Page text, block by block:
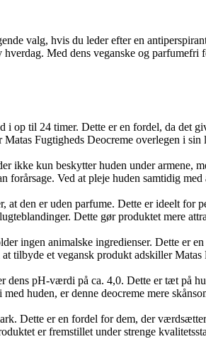
valg, hvis du leder efter en
Med dens veganske og
i op til 24 timer. Dette er en fordel, da det
Fugtigheds Deocreme overlegen i
ikke kun beskytter huden under
forårsage. Ved at pleje huden samtidig
at den er uden parfume. Dette er ideelt
Dette gør produktet mere
ingen animalske ingredienser. Dette er
tilbyde et vegansk produkt adskiller
dens pH-værdi på ca. 4,0. Dette er tæt på
huden, er denne deocreme mere
Dette er en fordel for dem, der
er fremstillet under strenge